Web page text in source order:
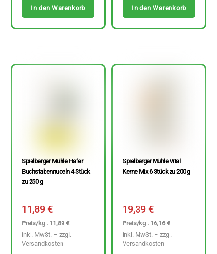
In den Warenkorb In den Warenkorb
Spielberger Mühle Hafer
Buchstabennudeln 4 Stück
zu 250 g
11,89€
Preis/kg : 11,89 €
inkl. MwSt. – zzgl.
Versandkosten
Spielberger Mühle Vital
Kerne Mix 6 Stück zu 200 g
19,39€
Preis/kg : 16,16 €
inkl. MwSt. – zzgl.
Versandkosten